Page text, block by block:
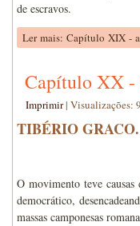
de escravos.
Ler mais: Capítulo XIX -
Capítulo XX -
Imprimir| Visualizações:
TIBÉRIO GRACO.
O movimento teve
democrático,
massas camponesas